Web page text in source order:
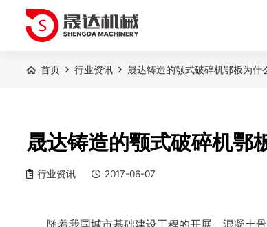
首页 行业资讯 晟达铸造的颚式破碎机鄂板为什
晟达铸造的颚式破碎机鄂
行业资讯 2017-06-07
随着我国城市基础建设工程的开展，混凝土